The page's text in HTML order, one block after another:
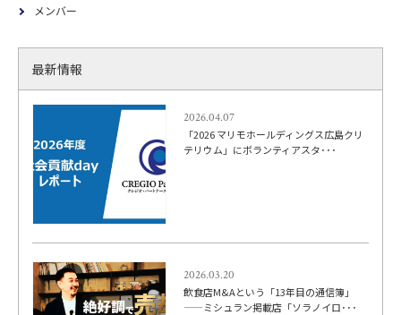
メンバー
最新情報
2026.04.07
「2026 マリモホールディングス広島クリ
テリウム」にボランティアスタ･･･
2026.03.20
飲食店M&Aという「13年目の通信簿」
——ミシュラン掲載店「ソラノイロ･･･